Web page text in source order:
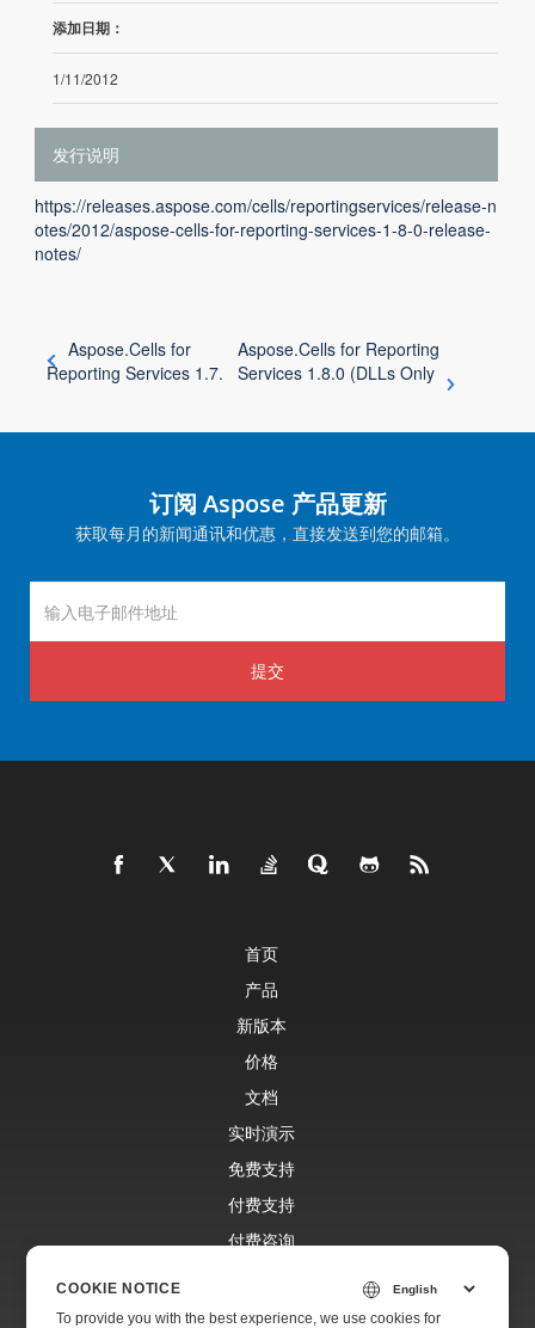
添加日期：
1/11/2012
发行说明
https://releases.aspose.com/cells/reportingservices/release-n
otes/2012/aspose-cells-for-reporting-services-1-8-0-release-
notes/
Aspose.Cells for
Reporting Services 1.7.
Aspose.Cells for Reporting
Services 1.8.0 (DLLs Only
订阅 Aspose 产品更新
获取每月的新闻通讯和优惠，直接发送到您的邮箱。
提交
首页
产品
新版本
价格
文档
实时演示
免费支持
付费支持
付费咨询
网站
COOKIE NOTICE
To provide you with the best experience, we use cookies for